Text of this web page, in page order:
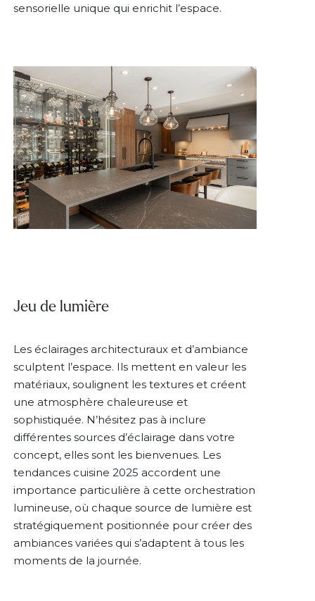
sensorielle unique qui enrichit l’espace.
Jeu de lumière
Les éclairages architecturaux et d’ambiance
sculptent l’espace. Ils mettent en valeur les
matériaux, soulignent les textures et créent
une atmosphère chaleureuse et
sophistiquée. N’hésitez pas à inclure
différentes sources d’éclairage dans votre
concept, elles sont les bienvenues. Les
tendances cuisine 2025 accordent une
importance particulière à cette orchestration
lumineuse, où chaque source de lumière est
stratégiquement positionnée pour créer des
ambiances variées qui s’adaptent à tous les
moments de la journée.